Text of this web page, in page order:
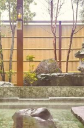
につき150円）
となりました。
す。
本店「おすす
中♪